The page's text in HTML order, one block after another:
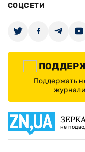
СОЦСЕТИ
Поддержать
не